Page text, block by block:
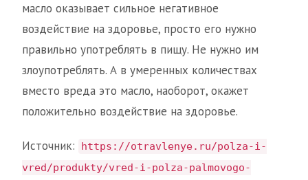
масло оказывает сильное негативное
воздействие на здоровье, просто его нужно
правильно употреблять в пищу. Не нужно им
злоупотреблять. А в умеренных количествах
вместо вреда это масло, наоборот, окажет
положительно воздействие на здоровье.
Источник:
https://otravlenye.ru/polza-i-
vred/produkty/vred-i-polza-palmovogo-